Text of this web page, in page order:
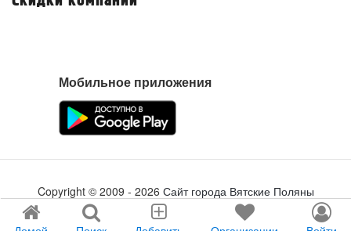
Мобильное приложения
Copyright © 2009 - 2026 Сайт города Вятские Поляны
Создание сайта
tabson.ru